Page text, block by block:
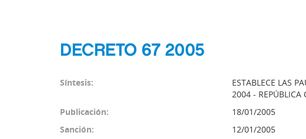
DECRETO 67 2005
Síntesis:
ESTABLECE LAS
2004 - REPÚBLICA
Publicación:
18/01/2005
Sanción:
12/01/2005